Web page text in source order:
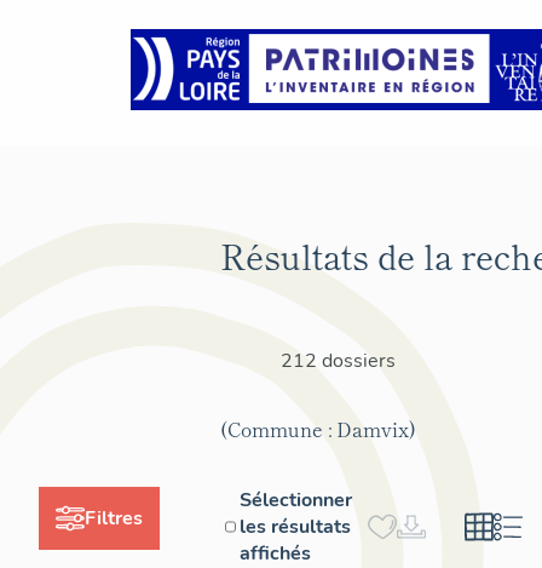
Filtres
Résultats de la
212 dossiers
(Commune : Damvix)
Sélectionner
les résultats
affichés